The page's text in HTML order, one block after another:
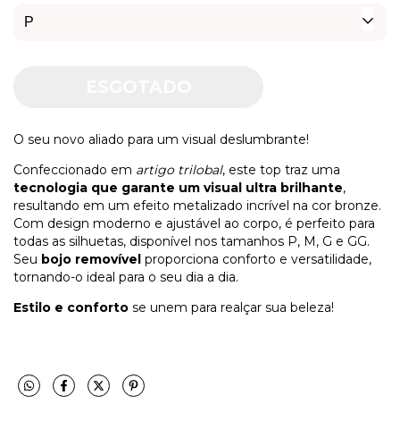
O seu novo aliado para um visual deslumbrante!
Confeccionado em artigo trilobal, este top traz uma
tecnologia que garante um visual ultra brilhante,
resultando em um efeito metalizado incrível na cor bronze.
Com design moderno e ajustável ao corpo, é perfeito para
todas as silhuetas, disponível nos tamanhos P, M, G e GG.
Seu bojo removível proporciona conforto e versatilidade,
tornando-o ideal para o seu dia a dia.
Estilo e conforto se unem para realçar sua beleza!